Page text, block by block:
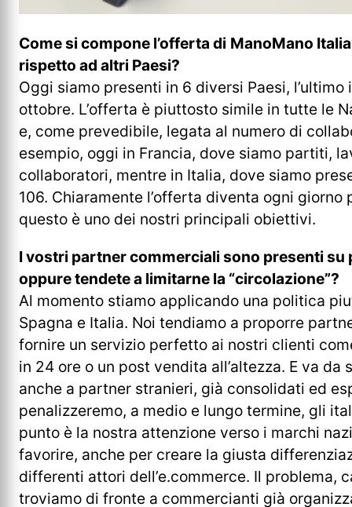
Come si compone l’offerta di ManoMano
rispetto ad altri Paesi?
Oggi siamo presenti in 6 diversi Paesi,
ottobre. L’offerta è piuttosto simile in tutte le
e, come prevedibile, legata al numero di
esempio, oggi in Francia, dove siamo partiti,
collaboratori, mentre in Italia, dove siamo
106. Chiaramente l’offerta diventa ogni giorno
questo è uno dei nostri principali obiettivi.
I vostri partner commerciali sono presenti su
oppure tendete a limitarne la “circolazione”?
Al momento stiamo applicando una politica
Spagna e Italia. Noi tendiamo a proporre
fornire un servizio perfetto ai nostri clienti
in 24 ore o un post vendita all’altezza. E va da
anche a partner stranieri, già consolidati ed
penalizzeremo, a medio e lungo termine, gli
punto è la nostra attenzione verso i marchi
favorire, anche per creare la giusta
differenti attori dell’e.commerce. Il problema,
troviamo di fronte a commercianti già